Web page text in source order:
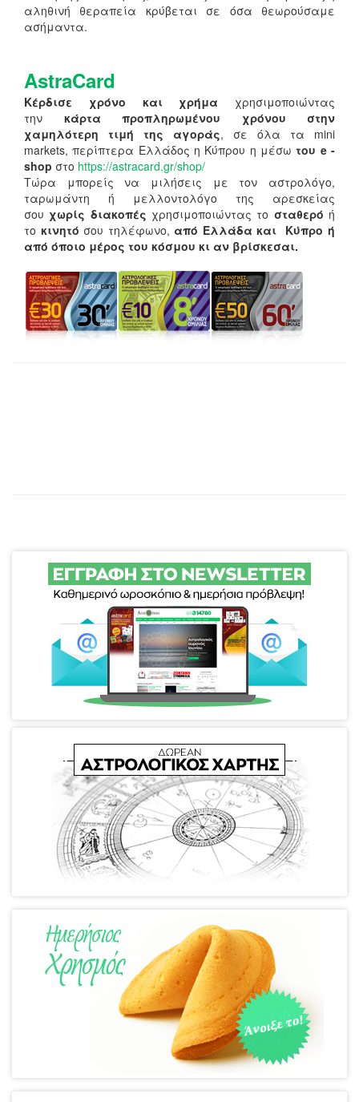
αληθινή θεραπεία κρύβεται σε όσα θεωρούσαμε
ασήμαντα.
AstraCard
Κέρδισε χρόνο και χρήμα χρησιμοποιώντας
την κάρτα προπληρωμένου χρόνου στην
χαμηλότερη τιμή της αγοράς, σε όλα τα mini
markets, περίπτερα Ελλάδος η Κύπρου η μέσωτου e -
shop στο https://astracard.gr/shop/
Τώρα μπορείς να μιλήσεις με τον αστρολόγο,
ταρωμάντη ή μελλοντολόγο της αρεσκείας
σου χωρίς διακοπές χρησιμοποιώντας το σταθερό ή
το κινητό σου τηλέφωνο,από Ελλάδα και Κύπρο ή
από όποιο μέρος του κόσμου κι αν βρίσκεσαι.